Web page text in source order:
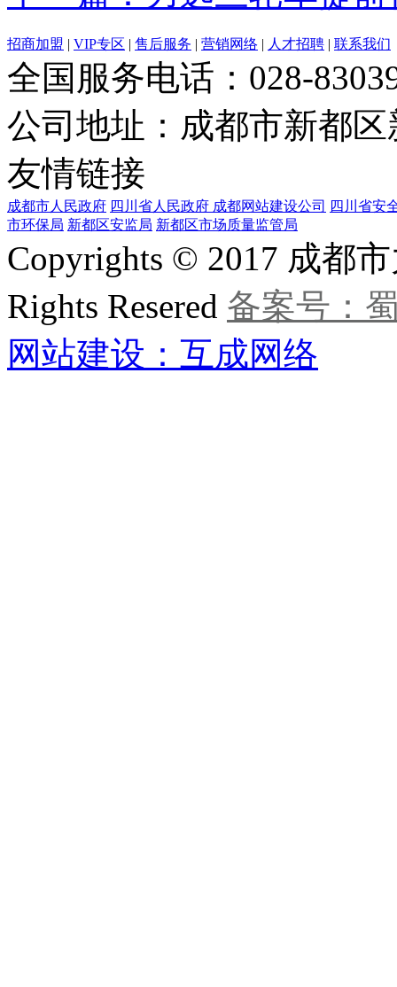
招商加盟 | VIP专区 | 售后服务 | 营销网络 | 人才招聘 | 联系我们
全国服务电话： 028-
公司地址：成都市新都
友情链接
成都市人民政府 四川省人民政府 成都网站建设公司
四川省安
市环保局 新都区安监局 新都区市场质量监管局
Copyrights © 2017 成都
Rights Resered 备案号：
网站建设：互成网络